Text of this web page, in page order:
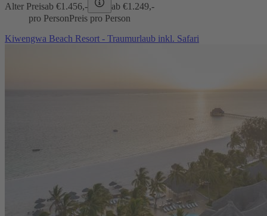
Alter Preisab €1.456,- ab €1.249,-
pro PersonPreis pro Person
Kiwengwa Beach Resort - Traumurlaub inkl. Safari